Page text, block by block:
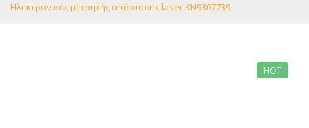
Ηλεκτρονικός μετρητής απόστασης laser KN9307739
HOT